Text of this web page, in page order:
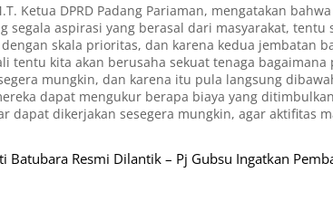
Ketua DPRD Padang Pariaman, mengatakan
segala aspirasi yang berasal dari masyarakat,
skala prioritas, dan karena kedua jembatan
tentu kita akan berusaha sekuat tenaga
mungkin, dan karena itu pula langsung
dapat mengukur berapa biaya yang
dapat dikerjakan sesegera mungkin, agar aktifitas
Batubara Resmi Dilantik – Pj Gubsu Ingatkan